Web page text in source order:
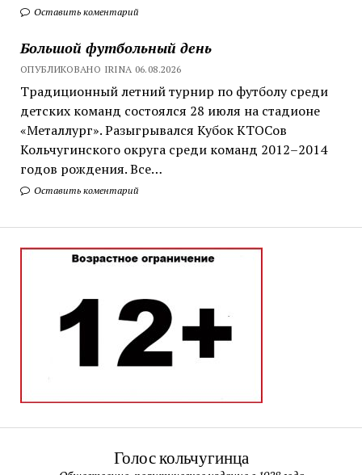
Оставить коментарий
Большой футбольный день
ОПУБЛИКОВАНО IRINA 06.08.2026
Традиционный летний турнир по футболу среди
детских команд состоялся 28 июля на стадионе
«Металлург». Разыгрывался Кубок КТОСов
Кольчугинского округа среди команд 2012–2014
годов рождения. Все…
Оставить коментарий
Голос кольчугинца